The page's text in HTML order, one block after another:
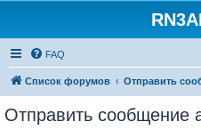
FAQ
Список форумов Отправить
Отправить сообщение